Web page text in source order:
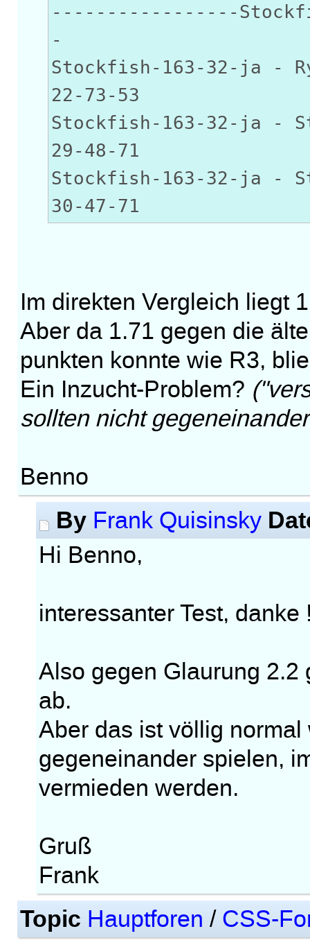
-----------------
-
Stockfish-163-32-ja
22-73-53
Stockfish-163-32-ja -
29-48-71
Stockfish-163-32-ja -
30-47-71
Im direkten Vergleich liegt
Aber da 1.71 gegen die
punkten konnte wie R3,
Ein Inzucht-Problem?
sollten nicht
Benno
By Frank Quisinsky
Hi Benno,
interessanter Test, danke
Also gegen Glaurung
ab.
Aber das ist völlig
gegeneinander spielen,
vermieden werden.
Gruß
Frank
Topic Hauptforen / CSS-